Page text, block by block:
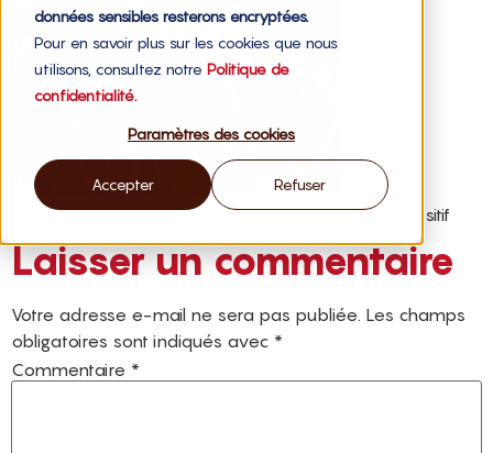
données sensibles resterons encryptées.
Pour en savoir plus sur les cookies que nous
utilisons, consultez notre Politique de
confidentialité.
Paramètres des cookies
Accepter Refuser
Des entrepreneurs à la découverte de l’impact positif
Laisser un commentaire
Votre adresse e-mail ne sera pas publiée. Les champs
obligatoires sont indiqués avec *
Commentaire *